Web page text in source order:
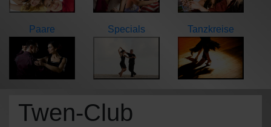
Paare Specials Tanzkreise
Twen-Club